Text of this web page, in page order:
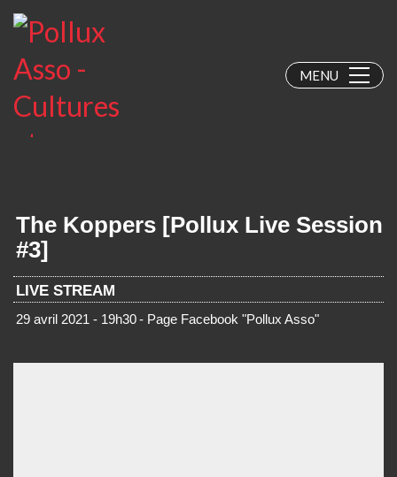
MENU
The Koppers [Pollux Live Session
#3]
LIVE STREAM
29 avril 2021 - 19h30- Page Facebook "Pollux Asso"